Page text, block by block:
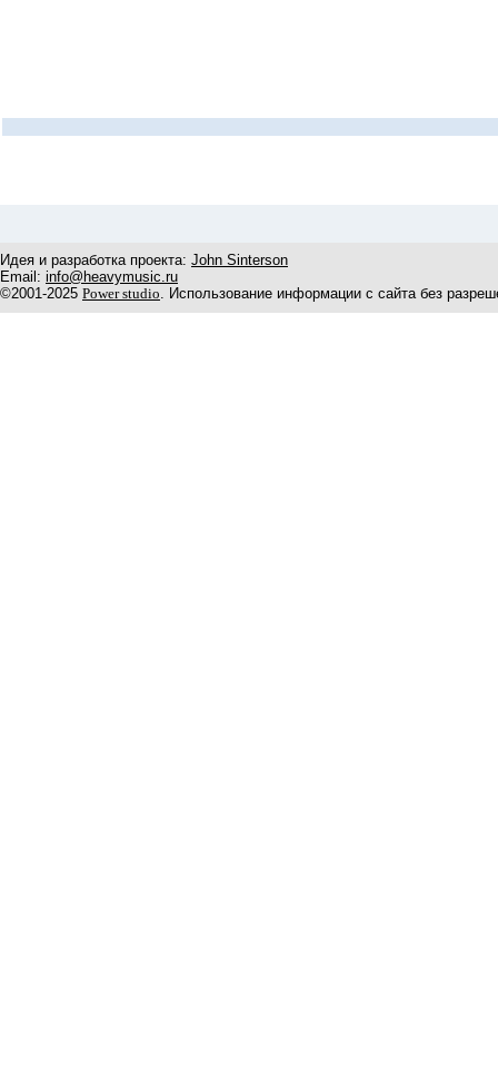
Идея и разработка проекта: John Sinterson
Email: info@heavymusic.ru
©2001-2025 Power studio. Использование информации с сайта без